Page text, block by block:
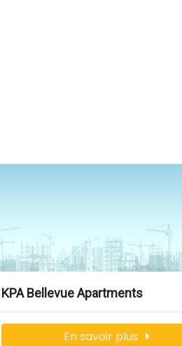
KPA Bellevue Apartments
En savoir plus